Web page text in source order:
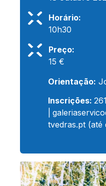
Horário:
10h30
Preço:
15 €
Orientação:
Inscrições:
tvedras.pt (até